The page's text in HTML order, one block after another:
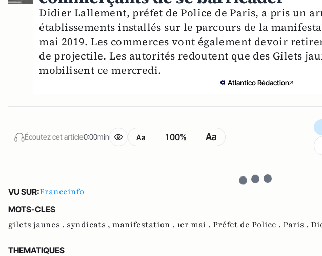
Didier Lallement, préfet de Police de Paris, a pris un
établissements installés sur le parcours de la
mai 2019. Les commerces vont également devoir
de projectile. Les autorités redoutent que des Gilets
mobilisent ce mercredi.
Atlantico Rédaction
Écoutez cet article0:00min Aa 100% Aa
VU SUR:Franceinfo
MOTS-CLES
gilets jaunes , syndicats , manifestation , 1er mai , Préfet de Police , Paris ,
THEMATIQUES